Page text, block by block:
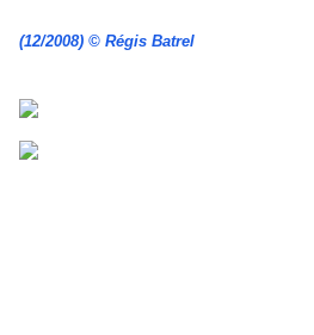
(12/2008) © Régis Batrel